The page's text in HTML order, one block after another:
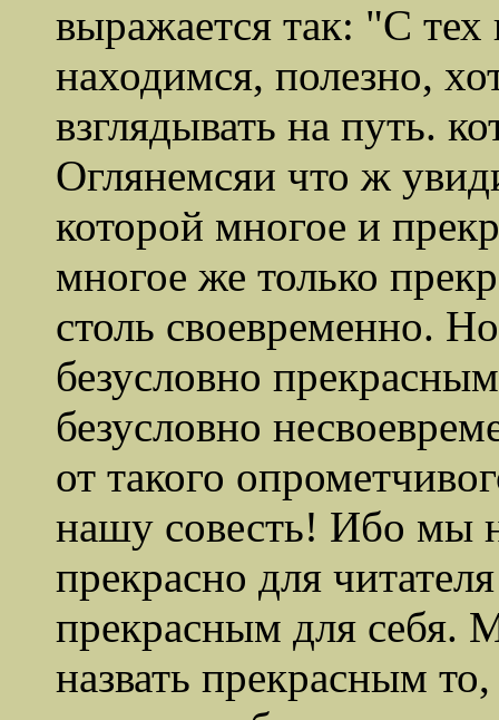
выражается так: "С
находимся, полезно,
взглядывать на путь.
Оглянемсяи что ж
которой многое и
многое же только
столь своевременно.
безусловно
безусловно
от такого
нашу совесть! Ибо мы
прекрасно для
прекрасным для себя.
назвать прекрасным